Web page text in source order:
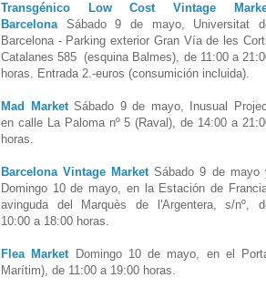
Transgénico Low Cost Vintage
Barcelona
Sábado 9 de mayo, Universitat
Barcelona - Parking exterior Gran Vía de les
Catalanes 585 (esquina Balmes), de 11:00 a
horas. Entrada 2.-euros (consumición incluida).
Mad MarketSábado 9 de mayo, I nusual
en calle La Paloma nº 5 (Raval), de 14:00 a
horas.
Barcelona Vintage Market Sábado 9 de mayo
Domingo 10 de mayo, en la Estación de
avinguda del Marquès de l'Argentera, s/nº,
10:00 a 18:00 horas.
Flea MarketDomingo 10de mayo, en el
Marítim), de 11:00 a 19:00 horas.